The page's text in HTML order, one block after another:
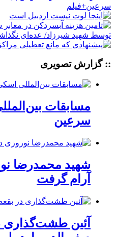
:: گزارش تصویری
مسابقات
سرعین
شهید محمدرضا
آرام گرفت
آئین طشت‌گذاری